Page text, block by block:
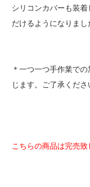
シリコンカバーも装
だけるようになりまし
＊一つ一つ手作業で
じます。ご了承くださ
こちらの商品は完売致